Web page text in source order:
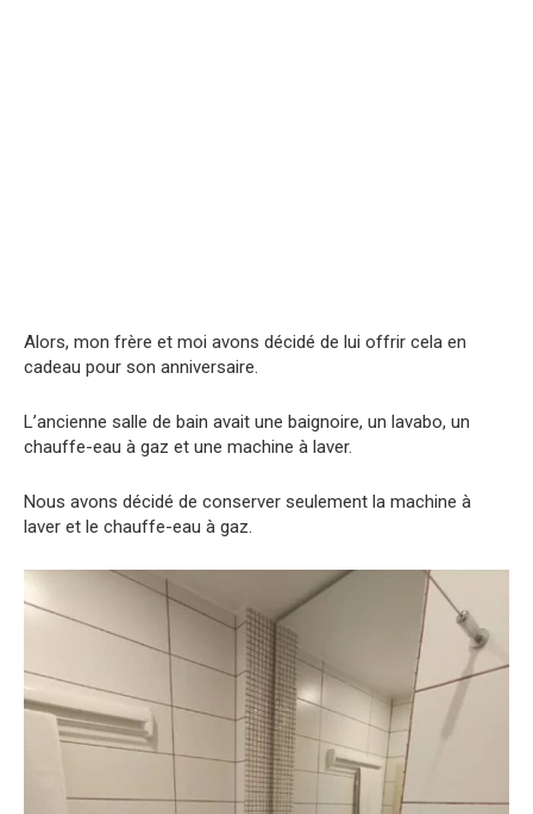
Alors, mon frère et moi avons décidé de lui offrir cela en
cadeau pour son anniversaire.
L’ancienne salle de bain avait une baignoire, un lavabo, un
chauffe-eau à gaz et une machine à laver.
Nous avons décidé de conserver seulement la machine à
laver et le chauffe-eau à gaz.